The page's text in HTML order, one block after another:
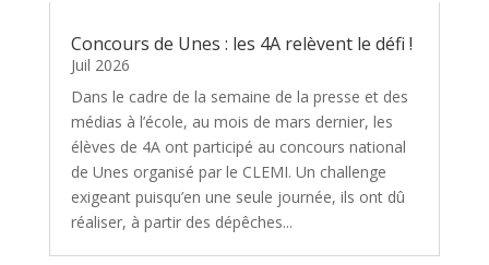
Concours de Unes : les 4A relèvent le défi !
Juil 2026
Dans le cadre de la semaine de la presse et des
médias à l’école, au mois de mars dernier, les
élèves de 4A ont participé au concours national
de Unes organisé par le CLEMI. Un challenge
exigeant puisqu’en une seule journée, ils ont dû
réaliser, à partir des dépêches...